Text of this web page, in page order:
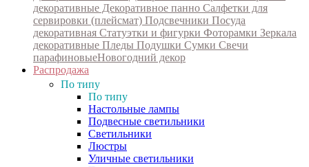
декоративные Декоративное панно Салфетки для
сервировки (плейсмат) Подсвечники Посуда
декоративная Статуэтки и фигурки Фоторамки Зеркала
декоративные Пледы Подушки Сумки Свечи
парафиновыеНовогодний декор
Распродажа
По типу
По типу
Настольные лампы
Подвесные светильники
Светильники
Люстры
Уличные светильники